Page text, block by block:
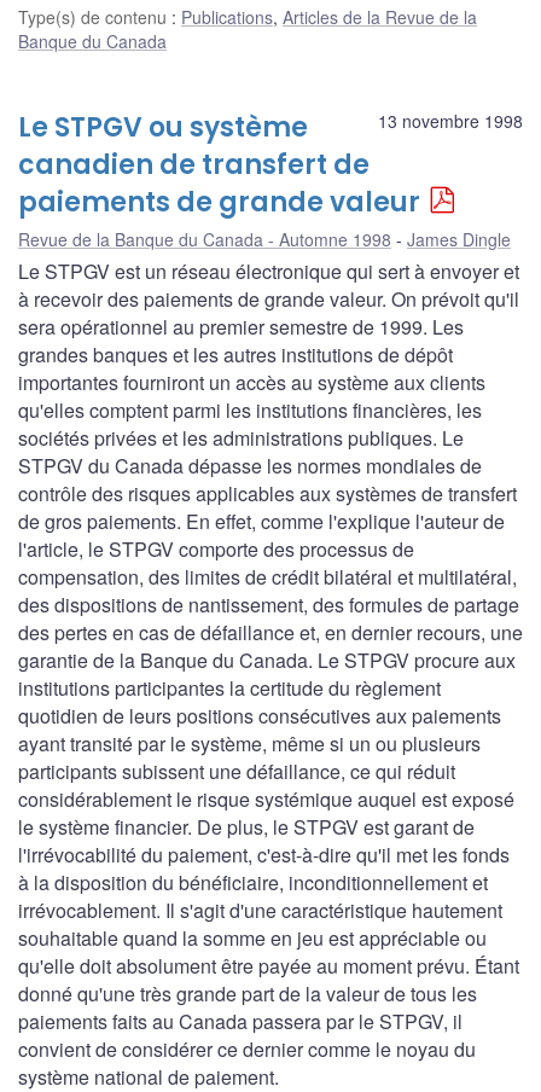
Type(s) de contenu : Publications, Articles de la Revue de la
Banque du Canada
13 novembre 1998
Le STPGV ou système
canadien de transfert de
paiements de grande valeur
Revue de la Banque du Canada - Automne 1998 James Dingle
Le STPGV est un réseau électronique qui sert à envoyer et
à recevoir des paiements de grande valeur. On prévoit qu'il
sera opérationnel au premier semestre de 1999. Les
grandes banques et les autres institutions de dépôt
importantes fourniront un accès au système aux clients
qu'elles comptent parmi les institutions financières, les
sociétés privées et les administrations publiques. Le
STPGV du Canada dépasse les normes mondiales de
contrôle des risques applicables aux systèmes de transfert
de gros paiements. En effet, comme l'explique l'auteur de
l'article, le STPGV comporte des processus de
compensation, des limites de crédit bilatéral et multilatéral,
des dispositions de nantissement, des formules de partage
des pertes en cas de défaillance et, en dernier recours, une
garantie de la Banque du Canada. Le STPGV procure aux
institutions participantes la certitude du règlement
quotidien de leurs positions consécutives aux paiements
ayant transité par le système, même si un ou plusieurs
participants subissent une défaillance, ce qui réduit
considérablement le risque systémique auquel est exposé
le système financier. De plus, le STPGV est garant de
l'irrévocabilité du paiement, c'est-à-dire qu'il met les fonds
à la disposition du bénéficiaire, inconditionnellement et
irrévocablement. Il s'agit d'une caractéristique hautement
souhaitable quand la somme en jeu est appréciable ou
qu'elle doit absolument être payée au moment prévu. Étant
donné qu'une très grande part de la valeur de tous les
paiements faits au Canada passera par le STPGV, il
convient de considérer ce dernier comme le noyau du
système national de paiement.